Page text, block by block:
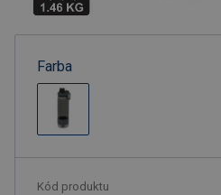
Farba
Kód produktu